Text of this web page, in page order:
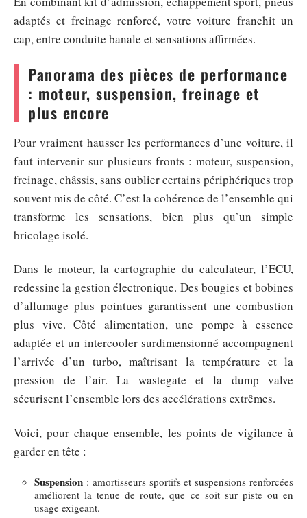
adaptés et freinage renforcé, votre voiture franchit un
cap, entre conduite banale et sensations affirmées.
Panorama des pièces de performance
: moteur, suspension, freinage et
plus encore
Pour vraiment hausser les performances d’une voiture, il
faut intervenir sur plusieurs fronts : moteur, suspension,
freinage, châssis, sans oublier certains périphériques trop
souvent mis de côté. C’est la cohérence de l’ensemble qui
transforme les sensations, bien plus qu’un simple
bricolage isolé.
Dans le moteur, la cartographie du calculateur, l’ECU,
redessine la gestion électronique. Des bougies et bobines
d’allumage plus pointues garantissent une combustion
plus vive. Côté alimentation, une pompe à essence
adaptée et un intercooler surdimensionné accompagnent
l’arrivée d’un turbo, maîtrisant la température et la
pression de l’air. La wastegate et la dump valve
sécurisent l’ensemble lors des accélérations extrêmes.
Voici, pour chaque ensemble, les points de vigilance à
garder en tête :
Suspension : amortisseurs sportifs et suspensions renforcées
améliorent la tenue de route, que ce soit sur piste ou en
usage exigeant.